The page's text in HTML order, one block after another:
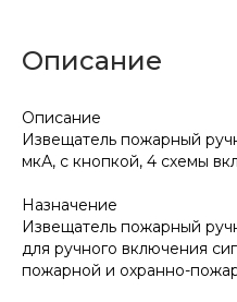
Описание
Описание
Извещатель пожарный
мкА, с кнопкой, 4 схемы
Назначение
Извещатель пожарный
для ручного включения
пожарной и охранно-